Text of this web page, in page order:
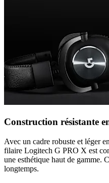
Construction résistante
Avec un cadre robuste et léger
filaire Logitech G PRO X est
une esthétique haut de gamme.
longtemps.